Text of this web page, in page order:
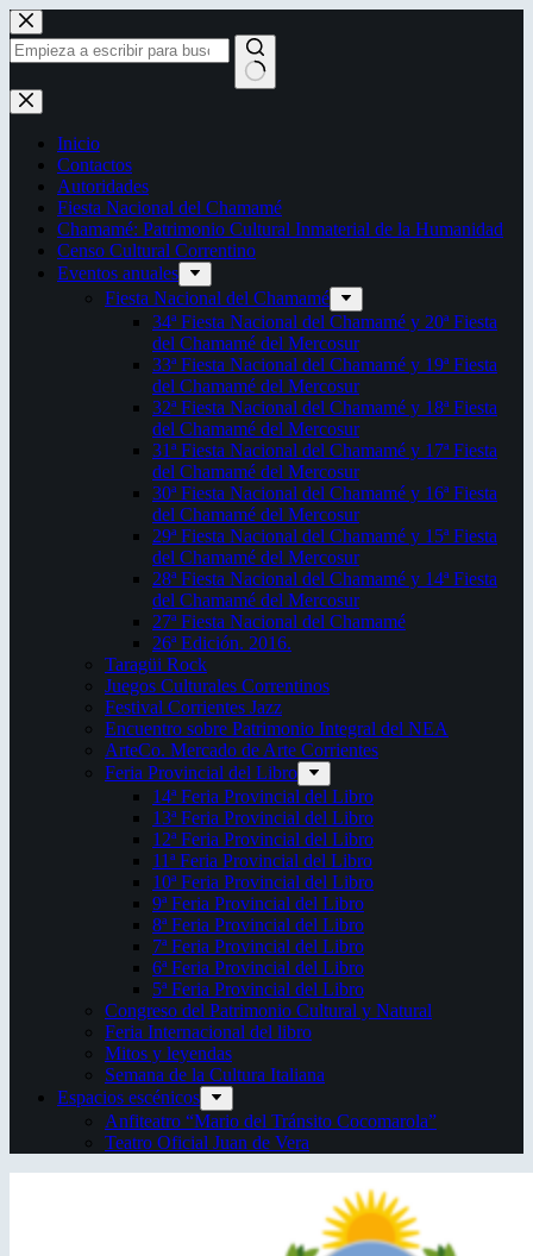
Saltar
al
contenido
Sin
resultados
Inicio
Contactos
Autoridades
Fiesta Nacional del Chamamé
Chamamé: Patrimonio Cultural Inmaterial de la Humanidad
Censo Cultural Correntino
Eventos anuales
Fiesta Nacional del Chamamé
34ª Fiesta Nacional del Chamamé y 20ª Fiesta
del Chamamé del Mercosur
33ª Fiesta Nacional del Chamamé y 19ª Fiesta
del Chamamé del Mercosur
32ª Fiesta Nacional del Chamamé y 18ª Fiesta
del Chamamé del Mercosur
31ª Fiesta Nacional del Chamamé y 17ª Fiesta
del Chamamé del Mercosur
30ª Fiesta Nacional del Chamamé y 16ª Fiesta
del Chamamé del Mercosur
29ª Fiesta Nacional del Chamamé y 15ª Fiesta
del Chamamé del Mercosur
28ª Fiesta Nacional del Chamamé y 14ª Fiesta
del Chamamé del Mercosur
27ª Fiesta Nacional del Chamamé
26ª Edición. 2016.
Taragüi Rock
Juegos Culturales Correntinos
Festival Corrientes Jazz
Encuentro sobre Patrimonio Integral del NEA
ArteCo. Mercado de Arte Corrientes
Feria Provincial del Libro
14ª Feria Provincial del Libro
13ª Feria Provincial del Libro
12ª Feria Provincial del Libro
11ª Feria Provincial del Libro
10ª Feria Provincial del Libro
9ª Feria Provincial del Libro
8ª Feria Provincial del Libro
7ª Feria Provincial del Libro
6ª Feria Provincial del Libro
5ª Feria Provincial del Libro
Congreso del Patrimonio Cultural y Natural
Feria Internacional del libro
Mitos y leyendas
Semana de la Cultura Italiana
Espacios escénicos
Anfiteatro “Mario del Tránsito Cocomarola”
Teatro Oficial Juan de Vera